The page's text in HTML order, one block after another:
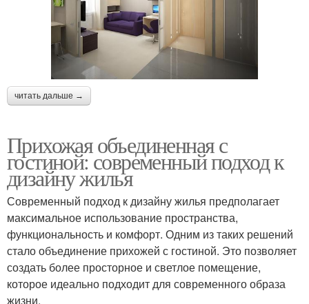
читать дальше →
Прихожая объединенная с
гостиной: современный подход к
дизайну жилья
Современный подход к дизайну жилья предполагает
максимальное использование пространства,
функциональность и комфорт. Одним из таких решений
стало объединение прихожей с гостиной. Это позволяет
создать более просторное и светлое помещение,
которое идеально подходит для современного образа
жизни.